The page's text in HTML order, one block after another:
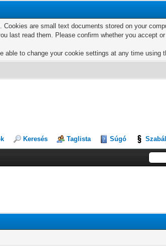
are small text documents stored on your
last read them. Please confirm whether you accept
to change your cookie settings at any time using
Keresés Taglista Súgó